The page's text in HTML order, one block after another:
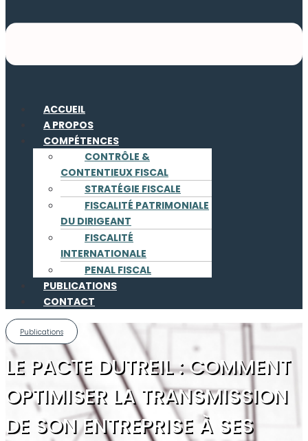
ACCUEIL
A PROPOS
COMPÉTENCES
CONTRÔLE &
CONTENTIEUX FISCAL
STRATÉGIE FISCALE
FISCALITÉ PATRIMONIALE
DU DIRIGEANT
FISCALITÉ
INTERNATIONALE
PENAL FISCAL
PUBLICATIONS
CONTACT
Publications
LE PACTE DUTREIL : COMMENT
OPTIMISER LA TRANSMISSION
DE SON ENTREPRISE À SES